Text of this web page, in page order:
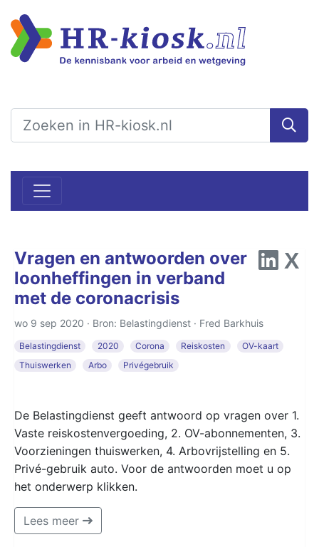
Vragen en antwoorden over
loonheffingen in verband
met de coronacrisis
wo 9 sep 2020 · Bron: Belastingdienst · Fred Barkhuis
Belastingdienst 2020 Corona Reiskosten
OV-kaart
Thuiswerken
Arbo Privégebruik
De Belastingdienst geeft antwoord op vragen over 1.
Vaste reiskostenvergoeding, 2. OV-abonnementen, 3.
Voorzieningen thuiswerken, 4. Arbovrijstelling en 5.
Privé-gebruik auto. Voor de antwoorden moet u op
het onderwerp klikken.
Lees meer